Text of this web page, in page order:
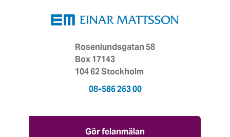
Rosenlundsgatan 58
Box 17143
104 62 Stockholm
08-586 263 00
Gör felanmälan